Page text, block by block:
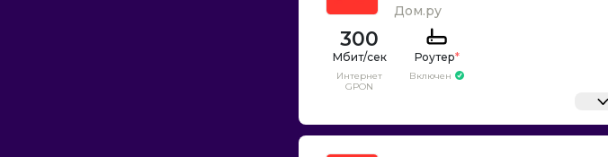
Дом.ру
300
Интернет
GPON
Роутер*
Включен